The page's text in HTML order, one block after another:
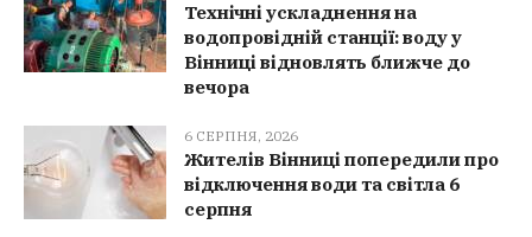
Технічні ускладнення на
водопровідній станції: воду у
Вінниці відновлять ближче до
вечора
6 СЕРПНЯ, 2026
Жителів Вінниці попередили про
відключення води та світла 6
серпня